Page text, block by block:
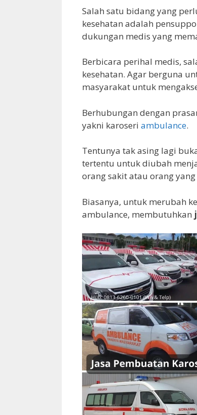
Salah satu bidang yang
kesehatan adalah
dukungan medis yang
Berbicara perihal medis,
kesehatan. Agar berguna
masyarakat untuk
Berhubungan dengan
yakni karoseri ambulance.
Tentunya tak asing lagi
tertentu untuk diubah
orang sakit atau orang
Biasanya, untuk merubah
ambulance, membutuhkan